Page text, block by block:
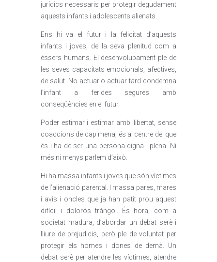
jurídics necessaris per protegir degudament
aquests infants i adolescents alienats.
Ens hi va el futur i la felicitat d’aquests
infants i joves, de la seva plenitud com a
éssers humans. El desenvolupament ple de
les seves capacitats emocionals, afectives,
de salut. No actuar o actuar tard condemna
l’infant a ferides segures amb
conseqüències en el futur.
Poder estimar i estimar amb llibertat, sense
coaccions de cap mena, és al centre del que
és i ha de ser una persona digna i plena. Ni
més ni menys parlem d’això.
Hi ha massa infants i joves que són víctimes
de l’alienació parental. I massa pares, mares
i avis i oncles que ja han patit prou aquest
difícil i dolorós tràngol. És hora, com a
societat madura, d’abordar un debat serè i
lliure de prejudicis, però ple de voluntat per
protegir els homes i dones de demà. Un
debat serè per atendre les víctimes, atendre